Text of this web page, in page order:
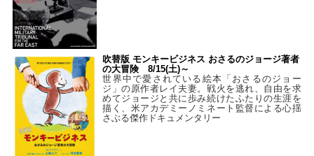
吹替版 モンキービジネス おさるのジョージ著者
の大冒険 8/15(土)～
世界中で愛されている絵本「おさるのジョー
ジ」の原作者レイ夫妻。戦火を逃れ、自由を求
めてジョージと共に歩み続けたふたりの生涯を
描く、米アカデミーノミネート監督による心揺
さぶる傑作ドキュメンタリー